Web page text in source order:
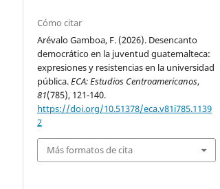
Cómo citar
Arévalo Gamboa, F. (2026). Desencanto
democrático en la juventud guatemalteca:
expresiones y resistencias en la universidad
pública.ECA: Estudios Centroamericanos,
81(785), 121-140.
https://doi.org/10.51378/eca.v81i785.1139
2
Más formatos de cita